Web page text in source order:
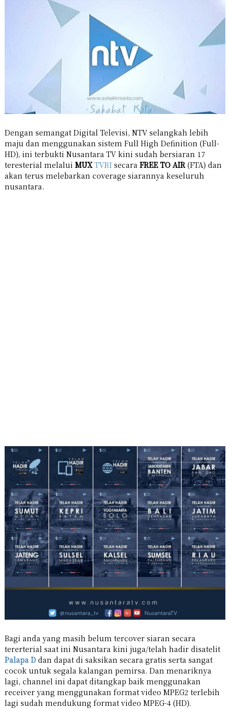
Dengan semangat Digital Televisi, NTV selangkah lebih
maju dan menggunakan sistem Full High Definition (Full-
HD), ini terbukti Nusantara TV kini sudah bersiaran 17
teresterial melalui MUX TVRIsecara FREE TO AIR(FTA) dan
akan terus melebarkan coverage siarannya keseluruh
nusantara.
Bagi anda yang masih belum tercover siaran secara
tererterial saat ini Nusantara kini juga/telah hadir disatelit
Palapa Ddan dapat di saksikan secara gratis serta sangat
cocok untuk segala kalangan pemirsa. Dan menariknya
lagi, channel ini dapat ditangkap baik menggunakan
receiver yang menggunakan format video MPEG2 terlebih
lagi sudah mendukung format video MPEG-4 (HD).